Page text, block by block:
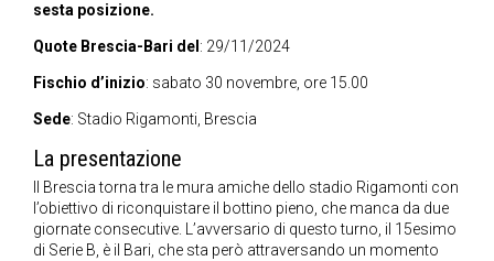
sesta posizione.
Quote Brescia-Bari del : 29/11/2024
Fischio d’inizio: sabato 30 novembre, ore 15.00
Sede: Stadio Rigamonti, Brescia
La presentazione
Il Brescia torna tra le mura amiche dello stadio Rigamonti con
l’obiettivo di riconquistare il bottino pieno, che manca da due
giornate consecutive. L’avversario di questo turno, il 15esimo
di Serie B, è il Bari, che sta però attraversando un momento